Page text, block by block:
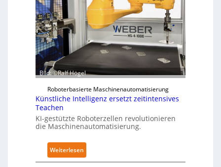
ü
P
s
c
a
A
d
m
K
a
n
k
e
h
a
u
s
e
r
z
u
e
n
A
u
w
i
r
k
u
Bild: ©Ralf Högel
Roboterbasierte Maschinenautomatisierung
Künstliche Intelligenz ersetzt zeitintensives
Teachen
KI-gestützte Roboterzellen revolutionieren
die Maschinenautomatisierung.
Weiterlesen:
K